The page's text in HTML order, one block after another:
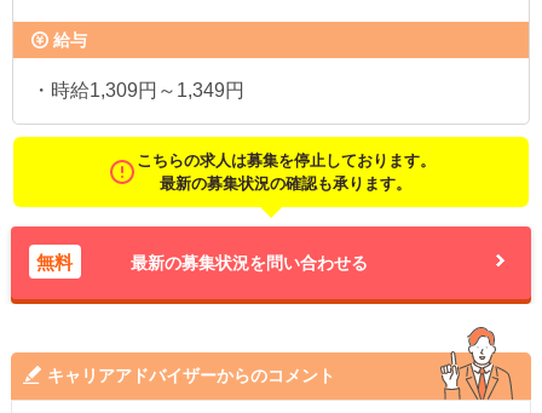
給与
・時給1,309円～1,349円
こちらの求人は募集を停止しております。
最新の募集状況の確認も承ります。
無料 最新の募集状況を問い合わせる
キャリアアドバイザーからのコメント